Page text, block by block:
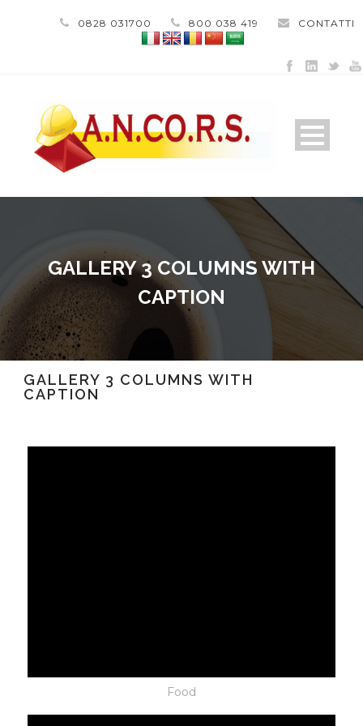
0828 031700 800 038 419 CONTATTI
GALLERY 3 COLUMNS WITH
CAPTION
GALLERY 3 COLUMNS WITH
CAPTION
Food